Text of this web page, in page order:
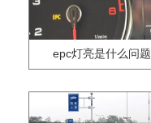
epc灯亮是什么问题